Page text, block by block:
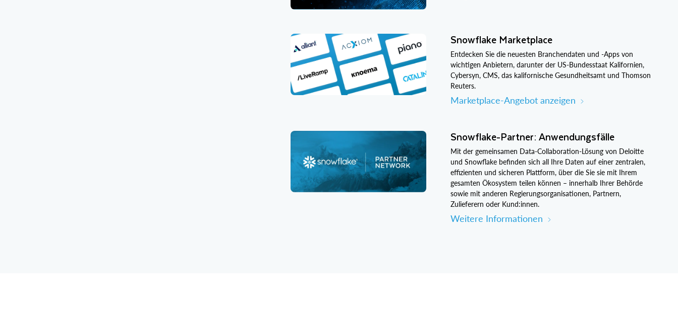
Snowflake Marketplace
Entdecken Sie die neuesten Branchendaten und -Apps von
wichtigen Anbietern, darunter der US-Bundesstaat Kalifornien,
Cybersyn, CMS, das kalifornische Gesundheitsamt und Thomson
Reuters.
Marketplace-Angebot anzeigen
Snowflake-Partner: Anwendungsfälle
Mit der gemeinsamen Data-Collaboration-Lösung von Deloitte
und Snowflake befinden sich all Ihre Daten auf einer zentralen,
effizienten und sicheren Plattform, über die Sie sie mit Ihrem
gesamten Ökosystem teilen können – innerhalb Ihrer Behörde
sowie mit anderen Regierungsorganisationen, Partnern,
Zulieferern oder Kund:innen.
Weitere Informationen